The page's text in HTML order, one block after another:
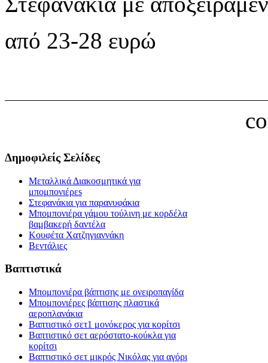
από 23-28 ευρώ
Δημοφιλείς Σελίδες
Μεταλλικά Διακοσμητικά για
μπομπονιέρεs
Στεφανάκια για παρανυφάκια
Μπομπονιέρα γάμου τούλινη με κορδέλα
βαμβακερή δαντέλα
Κουφέτα Χατζηγιαννάκη
Βεντάλιες
Βαπτιστικά
Μπομπονιέρα βάπτισης με ονειροπαγίδα
Μπομπονιέρες βάπτισης πλαστικά
αεροπλανάκια
Βαπτιστικό σετ1 μονόκερος για κορίτσι
Βαπτιστικό σετ αερόστατο-κούκλα για
κορίτσι
Βαπτιστικό σετ μικρός Νικόλας για αγόρι